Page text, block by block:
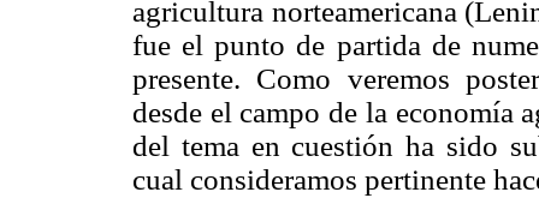
agricultura norteamericana
fue el punto de partida de
presente. Como veremos
desde el campo de la economía
del tema en cuestión ha sido
cual consideramos pertinente